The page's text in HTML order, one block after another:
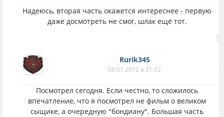
Надеюсь, вторая часть окажется интереснее - первую
даже досмотреть не смог, шлак ещё тот.
Rurik345
08.01.2012 в 21:12
Посмотрел сегодня. Если честно, то сложилось
впечатление, что я посмотрел не фильм о великом
сыщике, а очередную "бондиану". Большая часть